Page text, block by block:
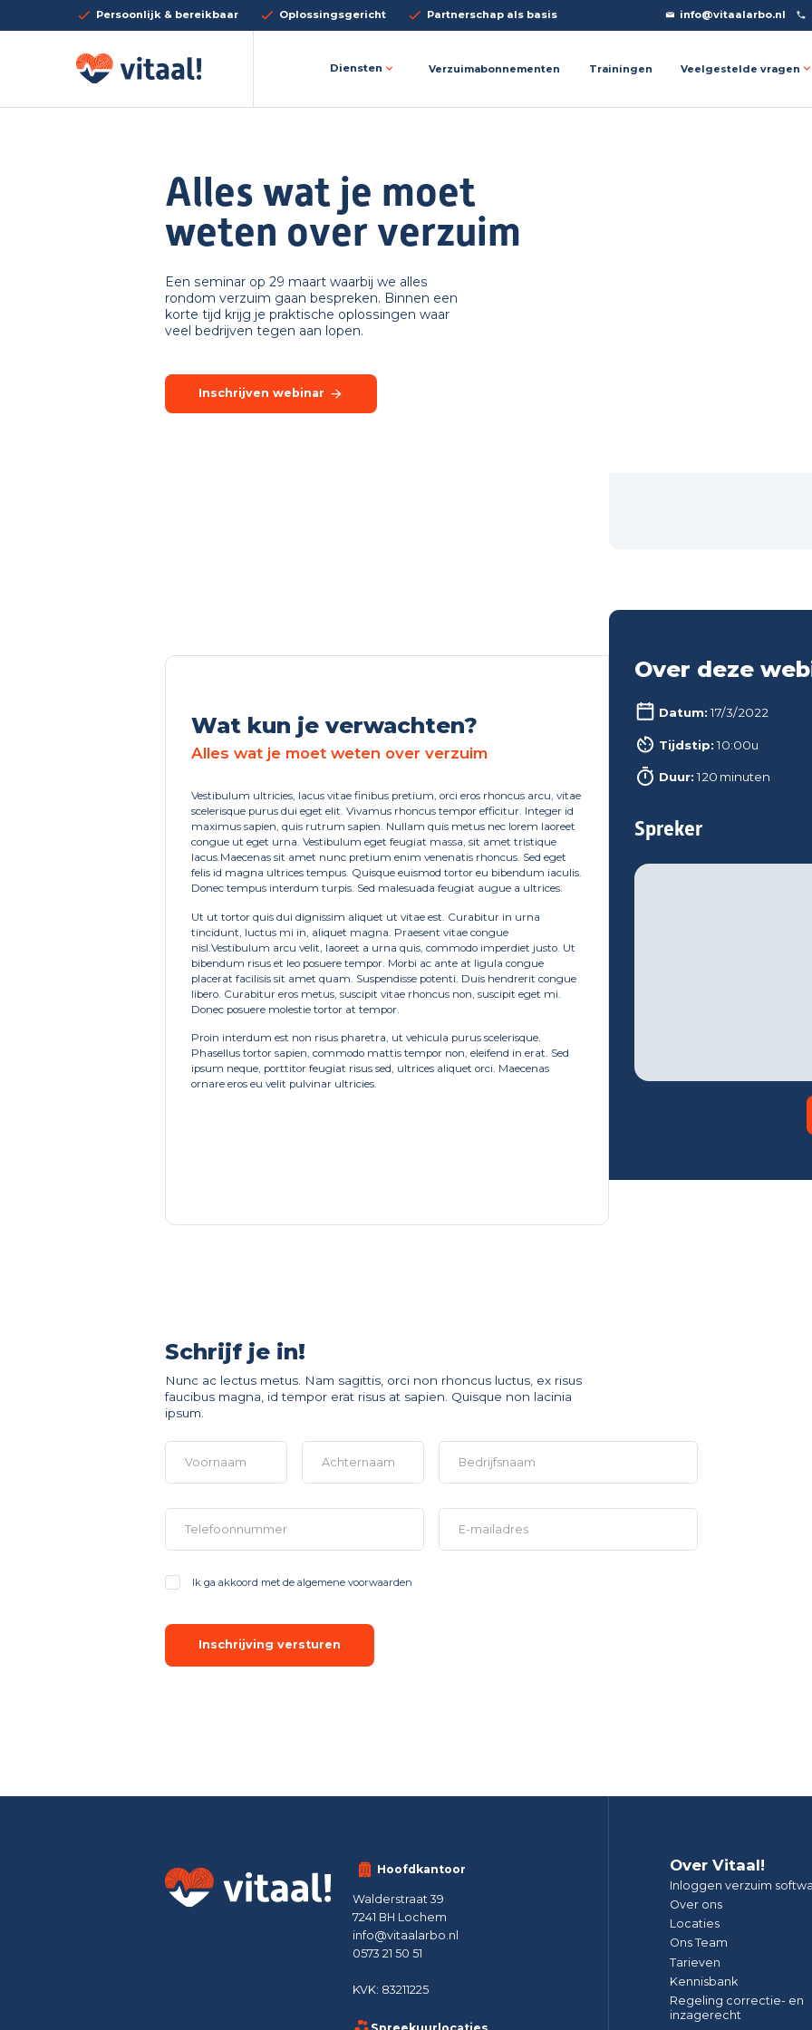
Persoonlijk & bereikbaar Oplossingsgericht Partnerschap als basis info@vitaalarbo.nl
Diensten Verzuimabonnementen Trainingen Veelgestelde vragen
Alles wat je moet
weten over verzuim
Een seminar op 29 maart waarbij we alles
rondom verzuim gaan bespreken. Binnen een
korte tijd krijg je praktische oplossingen waar
veel bedrijven tegen aan lopen.
Inschrijven webinar
Wat kun je verwachten?
Alles wat je moet weten over verzuim
Vestibulum ultricies, lacus vitae finibus pretium, orci eros rhoncus arcu, vitae
scelerisque purus dui eget elit. Vivamus rhoncus tempor efficitur. Integer id
maximus sapien, quis rutrum sapien. Nullam quis metus nec lorem laoreet
congue ut eget urna. Vestibulum eget feugiat massa, sit amet tristique
lacus.Maecenas sit amet nunc pretium enim venenatis rhoncus. Sed eget
felis id magna ultrices tempus. Quisque euismod tortor eu bibendum iaculis.
Donec tempus interdum turpis. Sed malesuada feugiat augue a ultrices.
Ut ut tortor quis dui dignissim aliquet ut vitae est. Curabitur in urna
tincidunt, luctus mi in, aliquet magna. Praesent vitae congue
nisl.Vestibulum arcu velit, laoreet a urna quis, commodo imperdiet justo. Ut
bibendum risus et leo posuere tempor. Morbi ac ante at ligula congue
placerat facilisis sit amet quam. Suspendisse potenti. Duis hendrerit congue
libero. Curabitur eros metus, suscipit vitae rhoncus non, suscipit eget mi.
Donec posuere molestie tortor at tempor.
Proin interdum est non risus pharetra, ut vehicula purus scelerisque.
Phasellus tortor sapien, commodo mattis tempor non, eleifend in erat. Sed
ipsum neque, porttitor feugiat risus sed, ultrices aliquet orci. Maecenas
ornare eros eu velit pulvinar ultricies.
Over deze
Datum: 17/3/2022
Tijdstip: 10:00u
Duur: 120 minuten
Spreker
Schrijf je in!
Nunc ac lectus metus. Nam sagittis, orci non rhoncus luctus, ex risus
faucibus magna, id tempor erat risus at sapien. Quisque non lacinia
ipsum.
Ik ga akkoord met de algemene voorwaarden
Hoofdkantoor
Walderstraat 39
7241 BH Lochem
info@vitaalarbo.nl
0573 21 50 51
KVK: 83211225
Over Vitaal!
Inloggen verzuim
Over ons
Locaties
Ons Team
Tarieven
Kennisbank
Regeling correctie- en
inzagerecht